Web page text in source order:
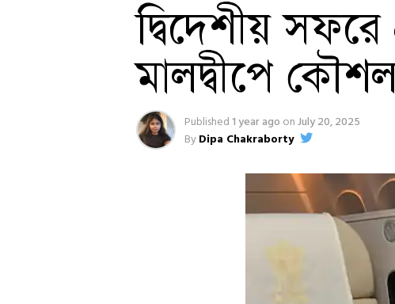
দ্বিদেশীয় সফরে
মালদ্বীপে
Published 1 year ago onJuly 20, 2025
ByDipa Chakraborty